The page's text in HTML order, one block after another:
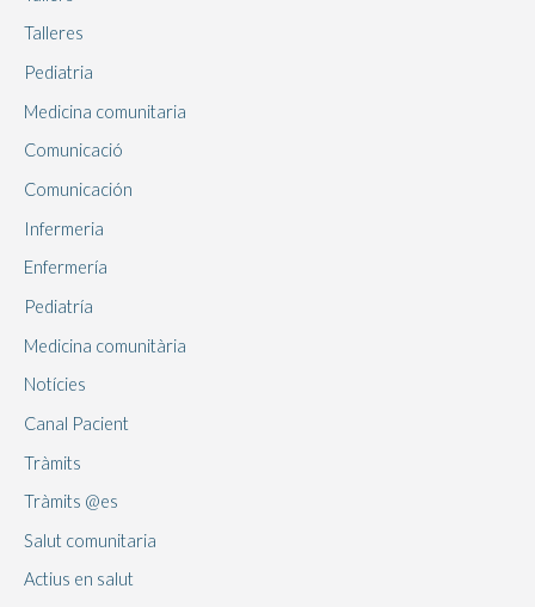
Talleres
Pediatria
Medicina comunitaria
Comunicació
Comunicación
Infermeria
Enfermería
Pediatría
Medicina comunitària
Notícies
Canal Pacient
Tràmits
Tràmits @es
Salut comunitaria
Actius en salut